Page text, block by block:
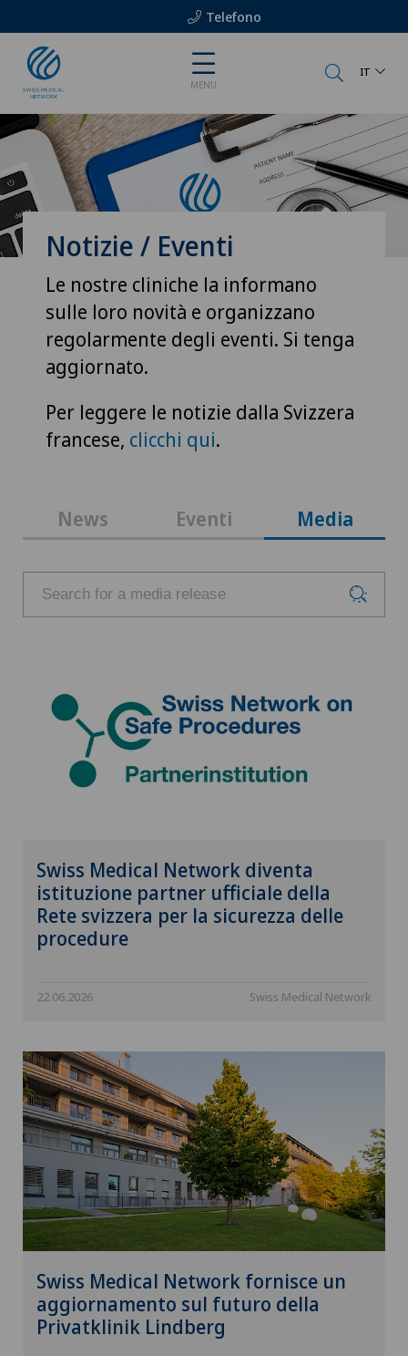
Telefono
MENU
IT
Notizie / Eventi
Le nostre cliniche la informano
sulle loro novità e organizzano
regolarmente degli eventi. Si tenga
aggiornato.
Per leggere le notizie dalla Svizzera
francese, clicchi qui.
News Eventi Media
Swiss Medical Network diventa
istituzione partner ufficiale della
Rete svizzera per la sicurezza delle
procedure
22.06.2026 Swiss Medical Network
Swiss Medical Network fornisce un
aggiornamento sul futuro della
Privatklinik Lindberg